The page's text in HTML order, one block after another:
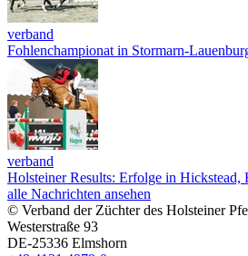
verband
Fohlenchampionat in Stormarn-
verband
Holsteiner Results: Erfolge in Hickstead,
alle Nachrichten ansehen
© Verband der Züchter des Holsteiner
Westerstraße 93
DE-25336 Elmshorn